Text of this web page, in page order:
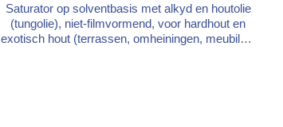
Saturator op solventbasis met alkyd en houtolie
(tungolie), niet-filmvormend, voor hardhout en
exotisch hout (terrassen, omheiningen, meubilair,